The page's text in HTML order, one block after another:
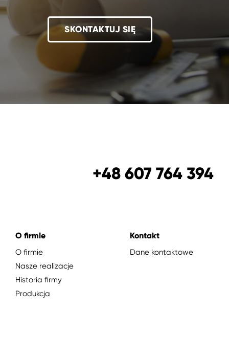
SKONTAKTUJ SIĘ
+48 607 764 394
O firmie
O firmie
Nasze realizacje
Historia firmy
Produkcja
Kontakt
Dane kontaktowe